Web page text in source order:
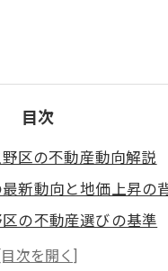
目次
区の不動産動向解説
新動向と地価上昇の
の不動産選びの基準
ア別不動産の特徴を解説